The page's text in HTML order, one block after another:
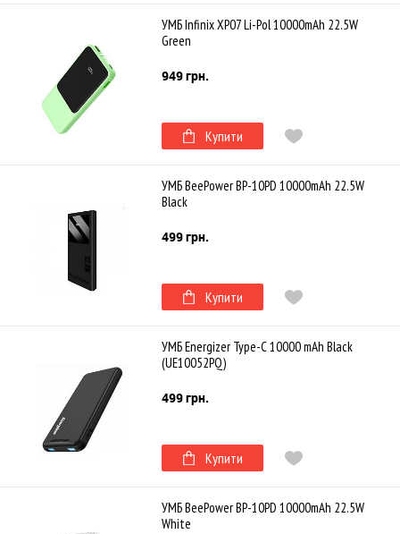
УМБ Infinix XP07 Li-Pol 10000mAh 22.5W
Green
949 грн.
Купити
УМБ BeePower BP-10PD 10000mAh 22.5W
Black
499 грн.
Купити
УМБ Energizer Type-C 10000 mAh Black
(UE10052PQ)
499 грн.
Купити
УМБ BeePower BP-10PD 10000mAh 22.5W
White